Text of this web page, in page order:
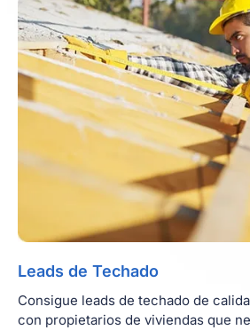
Leads de Techado
Consigue leads de techado de
con propietarios de viviendas que